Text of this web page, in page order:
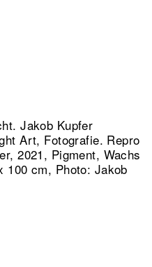
Jakob Kupfer
Art, Fotografie. Repro
2021, Pigment, Wachs
100 cm, Photo: Jakob